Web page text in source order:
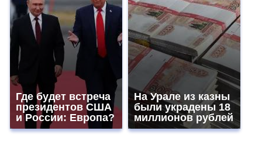
Где будет встреча
президентов США
и России: Европа?
На Урале из казны
были украдены 18
миллионов рублей